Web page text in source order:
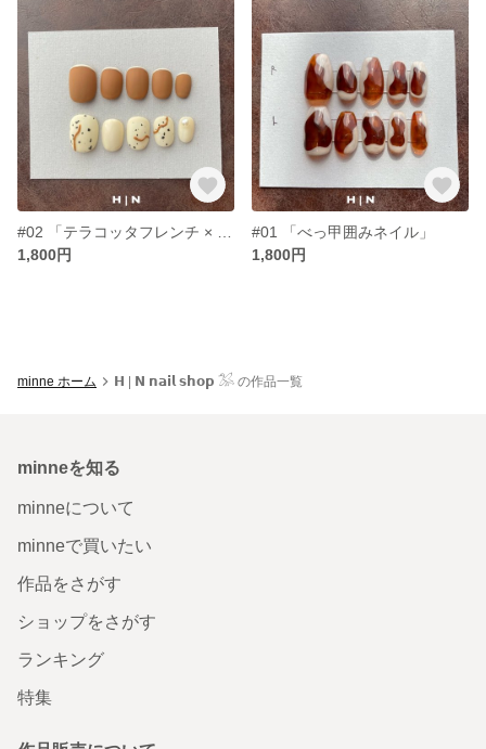
1,800円
#01 「べっ甲囲みネイル」
1,800円
minne ホーム 𝗛 | 𝗡 𝗻𝗮𝗶𝗹 𝘀𝗵𝗼𝗽 𓅮 の作品一覧
minneを知る
minneについて
minneで買いたい
作品をさがす
ショップをさがす
ランキング
特集